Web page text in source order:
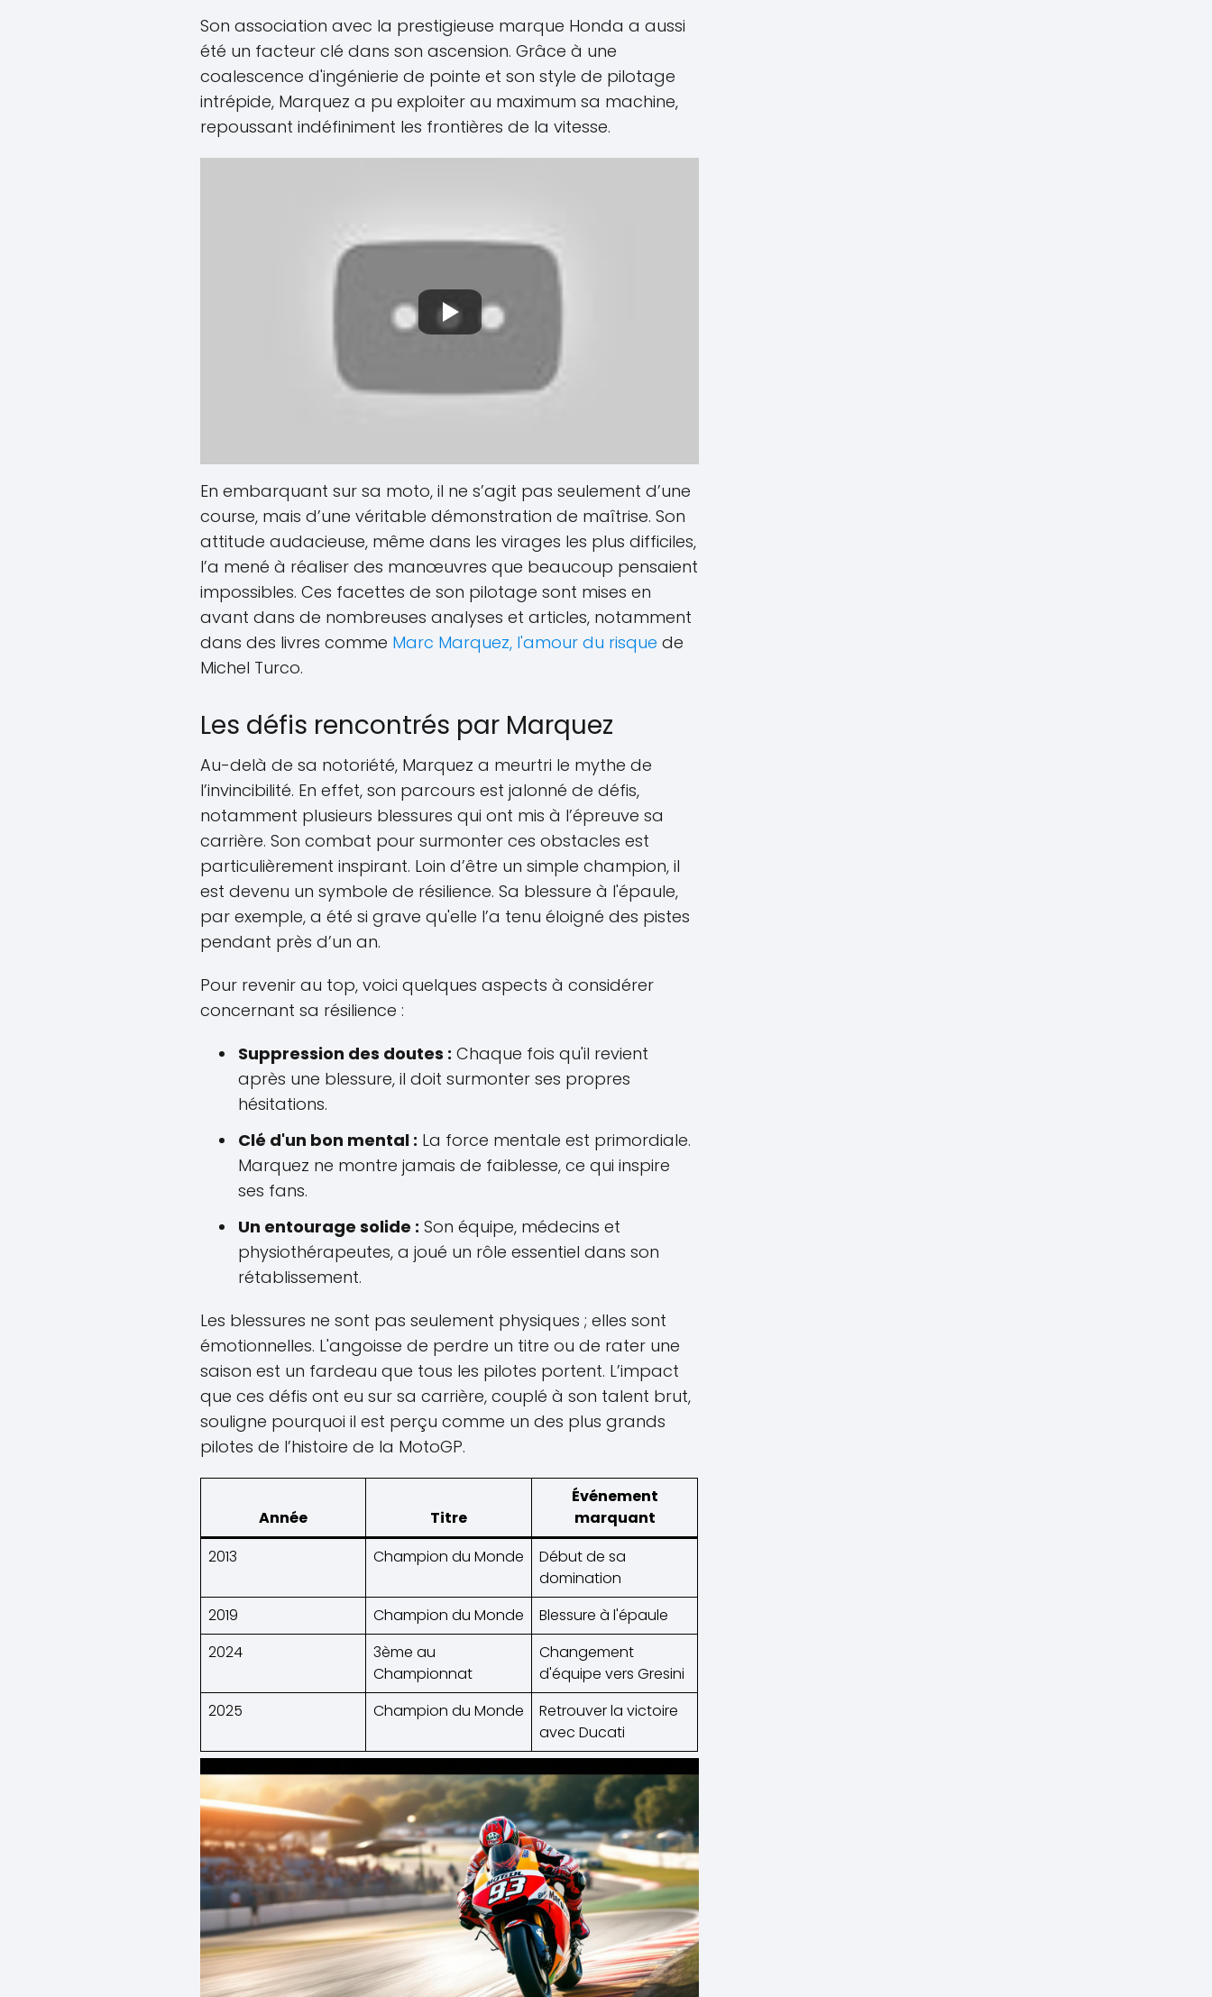
Son association avec la prestigieuse marque Honda a aussi
été un facteur clé dans son ascension. Grâce à une
coalescence d'ingénierie de pointe et son style de pilotage
intrépide, Marquez a pu exploiter au maximum sa machine,
repoussant indéfiniment les frontières de la vitesse.
En embarquant sur sa moto, il ne s’agit pas seulement d’une
course, mais d’une véritable démonstration de maîtrise. Son
attitude audacieuse, même dans les virages les plus difficiles,
l’a mené à réaliser des manœuvres que beaucoup pensaient
impossibles. Ces facettes de son pilotage sont mises en
avant dans de nombreuses analyses et articles, notamment
dans des livres comme Marc Marquez, l'amour du risque de
Michel Turco.
Les défis rencontrés par Marquez
Au-delà de sa notoriété, Marquez a meurtri le mythe de
l’invincibilité. En effet, son parcours est jalonné de défis,
notamment plusieurs blessures qui ont mis à l’épreuve sa
carrière. Son combat pour surmonter ces obstacles est
particulièrement inspirant. Loin d’être un simple champion, il
est devenu un symbole de résilience. Sa blessure à l'épaule,
par exemple, a été si grave qu'elle l’a tenu éloigné des pistes
pendant près d’un an.
Pour revenir au top, voici quelques aspects à considérer
concernant sa résilience :
Suppression des doutes : Chaque fois qu'il revient
après une blessure, il doit surmonter ses propres
hésitations.
Clé d'un bon mental : La force mentale est primordiale.
Marquez ne montre jamais de faiblesse, ce qui inspire
ses fans.
Un entourage solide : Son équipe, médecins et
physiothérapeutes, a joué un rôle essentiel dans son
rétablissement.
Les blessures ne sont pas seulement physiques ; elles sont
émotionnelles. L'angoisse de perdre un titre ou de rater une
saison est un fardeau que tous les pilotes portent. L’impact
que ces défis ont eu sur sa carrière, couplé à son talent brut,
souligne pourquoi il est perçu comme un des plus grands
pilotes de l’histoire de la MotoGP.
Année Titre
Événement
marquant
2013
Champion du Monde
Début de sa
domination
2019
Champion du Monde
Blessure à l'épaule
2024
3ème au
Championnat
Changement
d'équipe vers Gresini
2025
Champion du Monde
Retrouver la victoire
avec Ducati